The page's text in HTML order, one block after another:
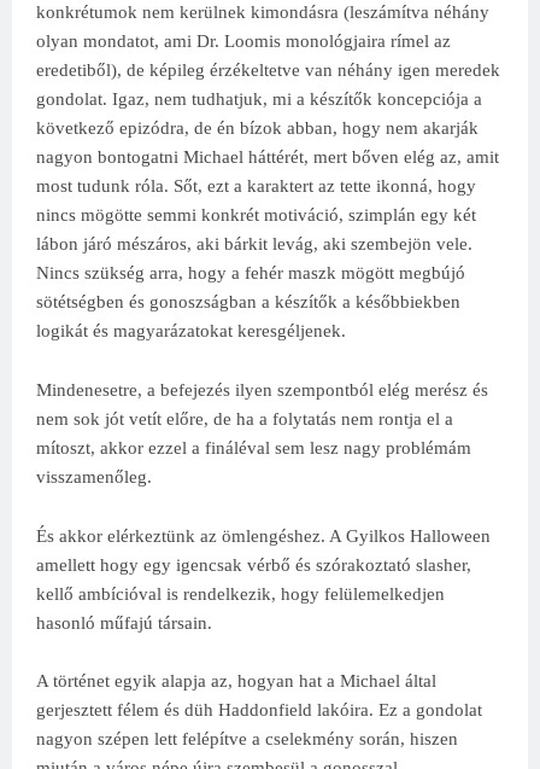
konkrétumok nem kerülnek kimondásra (leszámítva néhány
olyan mondatot, ami Dr. Loomis monológjaira rímel az
eredetiből), de képileg érzékeltetve van néhány igen meredek
gondolat. Igaz, nem tudhatjuk, mi a készítők koncepciója a
következő epizódra, de én bízok abban, hogy nem akarják
nagyon bontogatni Michael háttérét, mert bőven elég az, amit
most tudunk róla. Sőt, ezt a karaktert az tette ikonná, hogy
nincs mögötte semmi konkrét motiváció, szimplán egy két
lábon járó mészáros, aki bárkit levág, aki szembejön vele.
Nincs szükség arra, hogy a fehér maszk mögött megbújó
sötétségben és gonoszságban a készítők a későbbiekben
logikát és magyarázatokat keresgéljenek.
Mindenesetre, a befejezés ilyen szempontból elég merész és
nem sok jót vetít előre, de ha a folytatás nem rontja el a
mítoszt, akkor ezzel a fináléval sem lesz nagy problémám
visszamenőleg.
És akkor elérkeztünk az ömlengéshez. A Gyilkos Halloween
amellett hogy egy igencsak vérbő és szórakoztató slasher,
kellő ambícióval is rendelkezik, hogy felülemelkedjen
hasonló műfajú társain.
A történet egyik alapja az, hogyan hat a Michael által
gerjesztett félem és düh Haddonfield lakóira. Ez a gondolat
nagyon szépen lett felépítve a cselekmény során, hiszen